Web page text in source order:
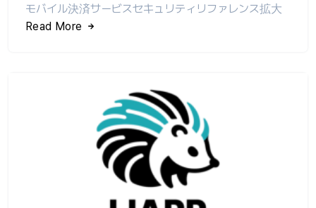
モバイル決済サービスセキュリティリファレンス拡大
Read More